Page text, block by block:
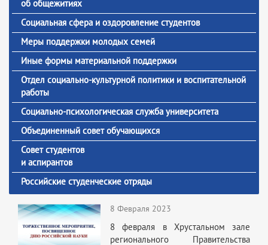
об общежитиях
Социальная сфера и оздоровление студентов
Меры поддержки молодых семей
Иные формы материальной поддержки
Отдел социально-культурной политики и воспитательной
работы
Социально-психологическая служба университета
Объединенный совет обучающихся
Совет студентов
и аспирантов
Российские студенческие отряды
8 Февраля 2023
8 февраля в Хрустальном зале
регионального Правительства